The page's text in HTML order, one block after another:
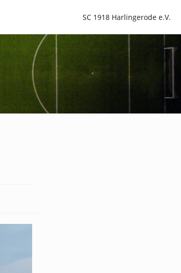
SC 1918 Harlingerode e.V.